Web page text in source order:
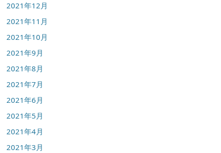
2021年12月
2021年11月
2021年10月
2021年9月
2021年8月
2021年7月
2021年6月
2021年5月
2021年4月
2021年3月